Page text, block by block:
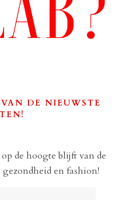
DE NIEUWSTE
de hoogte blijft van de
en fashion!